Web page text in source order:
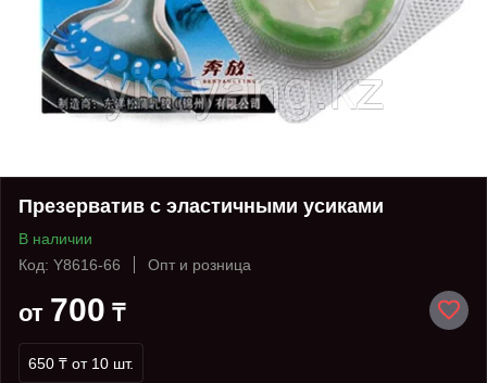
Презерватив с эластичными усиками
В наличии
Код: Y8616-66
Опт и розница
от 700 ₸
650 ₸ от 10 шт.